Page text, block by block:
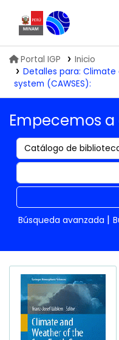
Biblioteca
Portal IGP
Inicio
Detalles para: Climate
system (CAWSES):
Empecemos a
Búsqueda avanzada